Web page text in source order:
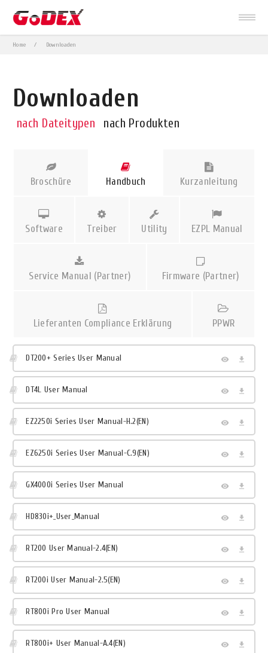
Home Downloaden
Downloaden
nach Dateitypen nach Produkten
Broschüre Handbuch Kurzanleitung
Software Treiber Utility EZPL Manual
Service Manual (Partner) Firmware (Partner)
Lieferanten Compliance Erklärung PPWR
DT200+ Series User Manual
DT4L User Manual
EZ2250i Series User Manual-H.2(EN)
EZ6250i Series User Manual-C.9(EN)
GX4000i Series User Manual
HD830i+_User_Manual
RT200 User Manual-2.4(EN)
RT200i User Manual-2.5(EN)
RT800i Pro User Manual
RT800i+ User Manual-A.4(EN)